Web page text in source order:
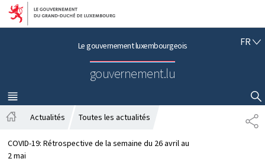
Aller au menu principal
Aller au contenu
Le gouvernement luxembourgeois
gouvernement.lu
FRF
Ç
A
I
S
MENU
PRINCIPAL
AFFICHER / MASQUER LA RECHERCHE
P
A
c
c
Actualités Toutes les actualités
COVID-19: Rétrospective de la semaine du 26 avril au
2 mai